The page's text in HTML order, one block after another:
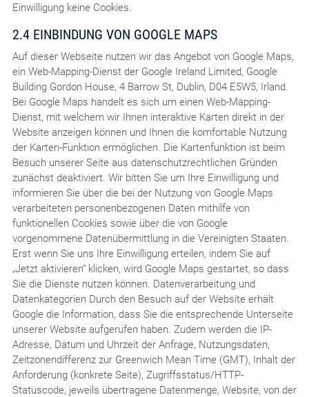
Einwilligung keine Cookies.
2.4 EINBINDUNG VON GOOGLE MAPS
Auf dieser Webseite nutzen wir das Angebot von Google Maps,
ein Web-Mapping-Dienst der Google Ireland Limited, Google
Building Gordon House, 4 Barrow St, Dublin, D04 E5W5, Irland.
Bei Google Maps handelt es sich um einen Web-Mapping-
Dienst, mit welchem wir Ihnen interaktive Karten direkt in der
Website anzeigen können und Ihnen die komfortable Nutzung
der Karten-Funktion ermöglichen. Die Kartenfunktion ist beim
Besuch unserer Seite aus datenschutzrechtlichen Gründen
zunächst deaktiviert. Wir bitten Sie um Ihre Einwilligung und
informieren Sie über die bei der Nutzung von Google Maps
verarbeiteten personenbezogenen Daten mithilfe von
funktionellen Cookies sowie über die von Google
vorgenommene Datenübermittlung in die Vereinigten Staaten.
Erst wenn Sie uns Ihre Einwilligung erteilen, indem Sie auf
„Jetzt aktivieren“ klicken, wird Google Maps gestartet, so dass
Sie die Dienste nutzen können. Datenverarbeitung und
Datenkategorien Durch den Besuch auf der Website erhält
Google die Information, dass Sie die entsprechende Unterseite
unserer Website aufgerufen haben. Zudem werden die IP-
Adresse, Datum und Uhrzeit der Anfrage, Nutzungsdaten,
Zeitzonendifferenz zur Greenwich Mean Time (GMT), Inhalt der
Anforderung (konkrete Seite), Zugriffsstatus/HTTP-
Statuscode, jeweils übertragene Datenmenge, Website, von der